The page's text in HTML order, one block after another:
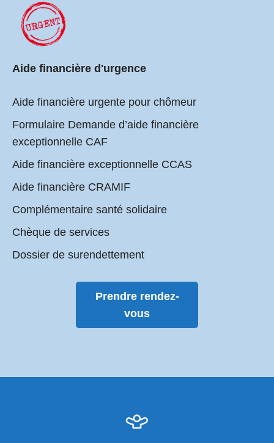
Aide financière d'urgence
Aide financière urgente pour chômeur
Formulaire Demande d’aide financière
exceptionnelle CAF
Aide financière exceptionnelle CCAS
Aide financière CRAMIF
Complémentaire santé solidaire
Chèque de services
Dossier de surendettement
Prendre rendez-
vous